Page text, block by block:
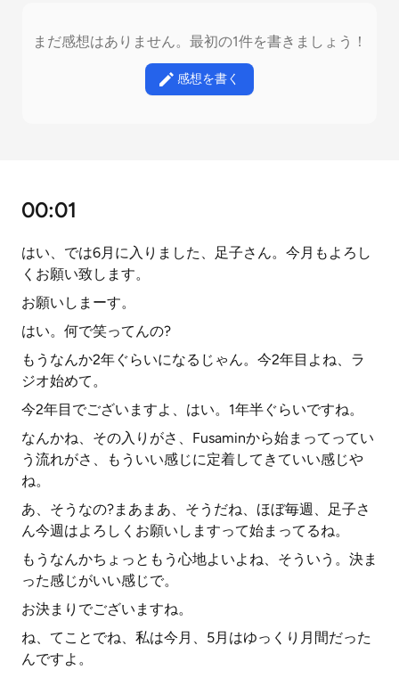
まだ感想はありません。最初の1件を書きましょう！
感想を書く
00:01
はい、では6月に入りました、足子さん。今月もよろし
くお願い致します。
お願いしまーす。
はい。何で笑ってんの?
もうなんか2年ぐらいになるじゃん。今2年目よね、ラ
ジオ始めて。
今2年目でございますよ、はい。1年半ぐらいですね。
なんかね、その入りがさ、Fusaminから始まってってい
う流れがさ、もういい感じに定着してきていい感じや
ね。
あ、そうなの?まあまあ、そうだね、ほぼ毎週、足子さ
ん今週はよろしくお願いしますって始まってるね。
もうなんかちょっともう心地よいよね、そういう。決ま
った感じがいい感じで。
お決まりでございますね。
ね、てことでね、私は今月、5月はゆっくり月間だった
んですよ。